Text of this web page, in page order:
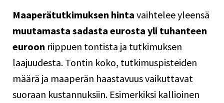
Maaperätutkimuksen hinta vaihtelee yleensä
muutamasta sadasta eurosta yli tuhanteen
euroon riippuen tontista ja tutkimuksen
laajuudesta. Tontin koko, tutkimuspisteiden
määrä ja maaperän haastavuus vaikuttavat
suoraan kustannuksiin. Esimerkiksi kallioinen